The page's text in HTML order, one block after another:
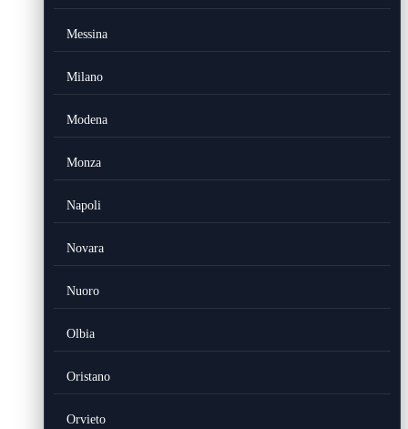
Messina
Milano
Modena
Monza
Napoli
Novara
Nuoro
Olbia
Oristano
Orvieto